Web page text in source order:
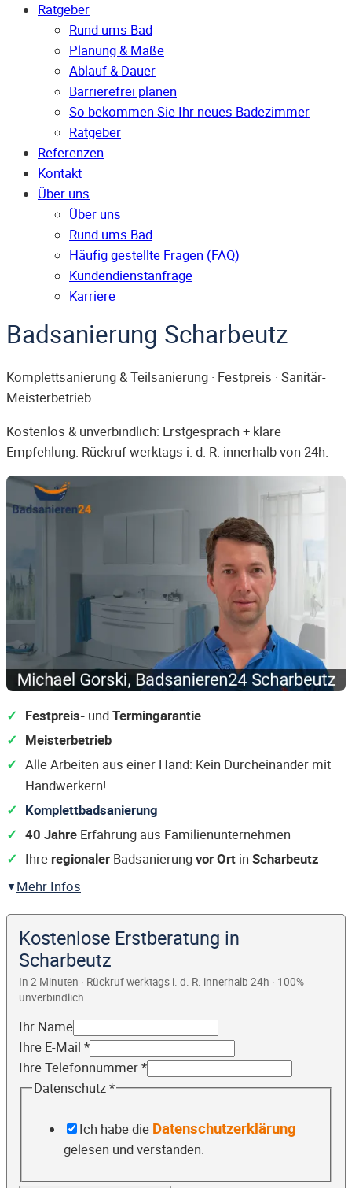
Ratgeber
Rund ums Bad
Planung & Maße
Ablauf & Dauer
Barrierefrei planen
So bekommen Sie Ihr neues Badezimmer
Ratgeber
Referenzen
Kontakt
Über uns
Über uns
Rund ums Bad
Häufig gestellte Fragen (FAQ)
Kunden­dienst­anfrage
Karriere
Badsanierung Scharbeutz
Komplettsanierung & Teilsanierung · Festpreis · Sanitär-
Meisterbetrieb
Kostenlos & unverbindlich: Erstgespräch + klare
Empfehlung. Rückruf werktags i. d. R. innerhalb von 24h.
Festpreis- undTermingarantie
Meisterbetrieb
Alle Arbeiten aus einer Hand: Kein Durcheinander mit
Handwerkern!
Komplettbadsanierung
40 Jahre Erfahrung aus Familienunternehmen
Ihre regionaler Badsanierungvor Ort in Scharbeutz
Mehr Infos
Kostenlose Erstberatung in
Scharbeutz
In 2 Minuten · Rückruf werktags i. d. R. innerhalb 24h · 100%
unverbindlich
Ihr Name
Ihre E-Mail *
Ihre Telefonnummer*
Datenschutz*
Ich habe die Datenschutzerklärung
gelesen und verstanden.